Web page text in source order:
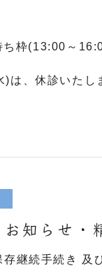
枠(13:00～
は、休診いたし
お知らせ・
継続手続き 及